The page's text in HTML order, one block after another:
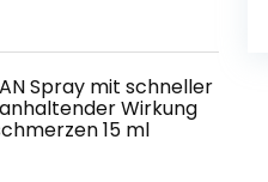
Spray mit schneller
Wirkung
15 ml